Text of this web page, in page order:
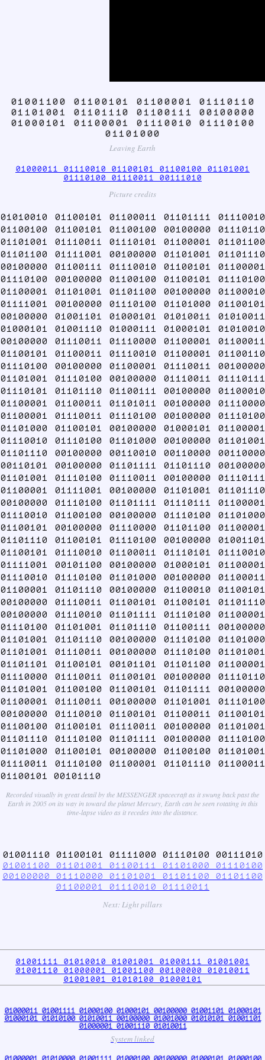
01001100 01100101 01100001 01110110
01101001 01101110 01100111 00100000
01000101 01100001 01110010 01110100
01101000
Leaving Earth
01000011 01110010 01100101 01100100 01101001
01110100 01110011 00111010
Picture credits
01010010 01100101 01100011 01101111 01110010
01100100 01100101 01100100 00100000 01110110
01101001 01110011 01110101 01100001 01101100
01101100 01111001 00100000 01101001 01101110
00100000 01100111 01110010 01100101 01100001
01110100 00100000 01100100 01100101 01110100
01100001 01101001 01101100 00100000 01100010
01111001 00100000 01110100 01101000 01100101
00100000 01001101 01000101 01010011 01010011
01000101 01001110 01000111 01000101 01010010
00100000 01110011 01110000 01100001 01100011
01100101 01100011 01110010 01100001 01100110
01110100 00100000 01100001 01110011 00100000
01101001 01110100 00100000 01110011 01110111
01110101 01101110 01100111 00100000 01100010
01100001 01100011 01101011 00100000 01110000
01100001 01110011 01110100 00100000 01110100
01101000 01100101 00100000 01000101 01100001
01110010 01110100 01101000 00100000 01101001
01101110 00100000 00110010 00110000 00110000
00110101 00100000 01101111 01101110 00100000
01101001 01110100 01110011 00100000 01110111
01100001 01111001 00100000 01101001 01101110
00100000 01110100 01101111 01110111 01100001
01110010 01100100 00100000 01110100 01101000
01100101 00100000 01110000 01101100 01100001
01101110 01100101 01110100 00100000 01001101
01100101 01110010 01100011 01110101 01110010
01111001 00101100 00100000 01000101 01100001
01110010 01110100 01101000 00100000 01100011
01100001 01101110 00100000 01100010 01100101
00100000 01110011 01100101 01100101 01101110
00100000 01110010 01101111 01110100 01100001
01110100 01101001 01101110 01100111 00100000
01101001 01101110 00100000 01110100 01101000
01101001 01110011 00100000 01110100 01101001
01101101 01100101 00101101 01101100 01100001
01110000 01110011 01100101 00100000 01110110
01101001 01100100 01100101 01101111 00100000
01100001 01110011 00100000 01101001 01110100
00100000 01110010 01100101 01100011 01100101
01100100 01100101 01110011 00100000 01101001
01101110 01110100 01101111 00100000 01110100
01101000 01100101 00100000 01100100 01101001
01110011 01110100 01100001 01101110 01100011
01100101 00101110
Recorded visually in great detail by the MESSENGER spacecraft as it swung back past the
Earth in 2005 on its way in toward the planet Mercury, Earth can be seen rotating in this
time-lapse video as it recedes into the distance.
01001110 01100101 01111000 01110100 00111010
01001100 01101001 01100111 01101000 01110100
00100000 01110000 01101001 01101100 01101100
01100001 01110010 01110011
Next: Light pillars
01001111 01010010 01001001 01000111 01001001
01001110 01000001 01001100 00100000 01010011
01001001 01010100 01000101
01000011 01001111 01000100 01000101 00100000 01001101 01000101
01000101 01010100 01010011 00100000 01001000 01010101 01001101
01000001 01001110 01010011
System linked
01000001 01010000 01001111 01000100 00100000 01000101 01000100